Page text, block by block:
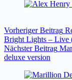
VorherigerBeitrag
Bright Lights – Live
NächsterBeitrag
deluxe version